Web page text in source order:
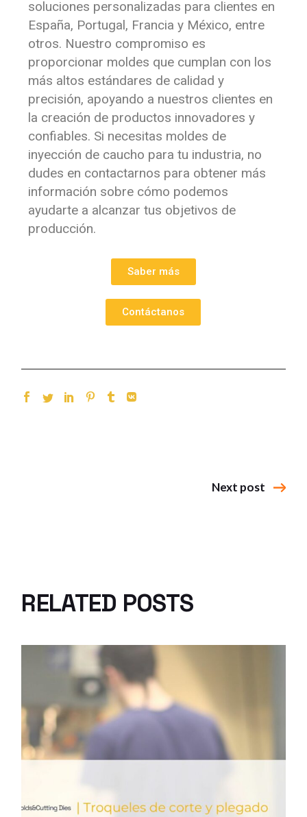
soluciones personalizadas para clientes en
España, Portugal, Francia y México, entre
otros. Nuestro compromiso es
proporcionar moldes que cumplan con los
más altos estándares de calidad y
precisión, apoyando a nuestros clientes en
la creación de productos innovadores y
confiables. Si necesitas moldes de
inyección de caucho para tu industria, no
dudes en contactarnos para obtener más
información sobre cómo podemos
ayudarte a alcanzar tus objetivos de
producción.
Saber más
Contáctanos
Next post
RELATED POSTS